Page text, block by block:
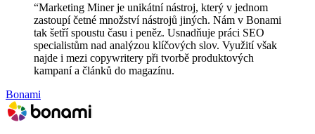
“Marketing Miner je unikátní nástroj, který v jednom
zastoupí četné množství nástrojů jiných. Nám v Bonami
tak šetří spoustu času i peněz. Usnadňuje práci SEO
specialistům nad analýzou klíčových slov. Využití však
najde i mezi copywritery při tvorbě produktových
kampaní a článků do magazínu.
Bonami